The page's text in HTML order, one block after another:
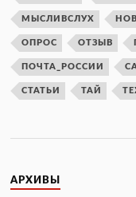
МЫСЛИВСЛУХ
ОПРОС ОТЗЫВ
ПОЧТА_РОССИИ
СТАТЬИ ТАЙ
АРХИВЫ